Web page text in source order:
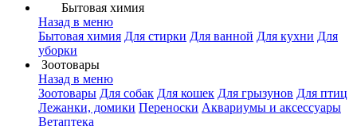
Бытовая химия
Назад в меню
Бытовая химия Для стирки Для ванной Для кухни Для
уборки
Зоотовары
Назад в меню
Зоотовары Для собак Для кошек Для грызунов Для птиц
Лежанки, домики Переноски Аквариумы и аксессуары
Ветаптека